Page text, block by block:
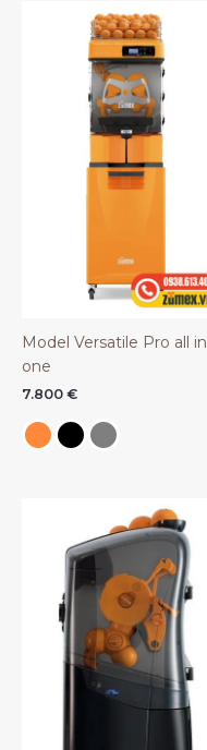
Model Versatile Pro all in
one
7.800 €